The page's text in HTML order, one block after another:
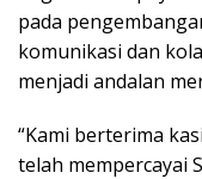
pada
komunikasi dan
menjadi andalan
“Kami berterima
telah mempercayai